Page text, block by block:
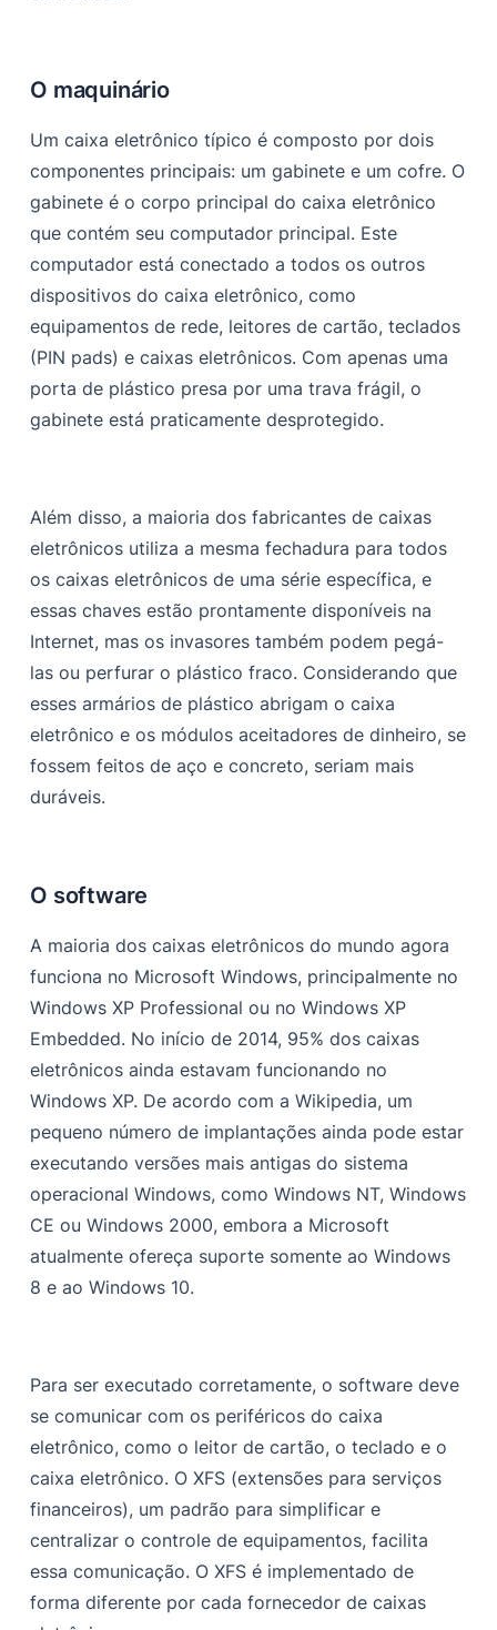
O maquinário
Um caixa eletrônico típico é composto por dois
componentes principais: um gabinete e um cofre. O
gabinete é o corpo principal do caixa eletrônico
que contém seu computador principal. Este
computador está conectado a todos os outros
dispositivos do caixa eletrônico, como
equipamentos de rede, leitores de cartão, teclados
(PIN pads) e caixas eletrônicos. Com apenas uma
porta de plástico presa por uma trava frágil, o
gabinete está praticamente desprotegido.
Além disso, a maioria dos fabricantes de caixas
eletrônicos utiliza a mesma fechadura para todos
os caixas eletrônicos de uma série específica, e
essas chaves estão prontamente disponíveis na
Internet, mas os invasores também podem pegá-
las ou perfurar o plástico fraco. Considerando que
esses armários de plástico abrigam o caixa
eletrônico e os módulos aceitadores de dinheiro, se
fossem feitos de aço e concreto, seriam mais
duráveis.
O software
A maioria dos caixas eletrônicos do mundo agora
funciona no Microsoft Windows, principalmente no
Windows XP Professional ou no Windows XP
Embedded. No início de 2014, 95% dos caixas
eletrônicos ainda estavam funcionando no
Windows XP. De acordo com a Wikipedia, um
pequeno número de implantações ainda pode estar
executando versões mais antigas do sistema
operacional Windows, como Windows NT, Windows
CE ou Windows 2000, embora a Microsoft
atualmente ofereça suporte somente ao Windows
8 e ao Windows 10.
Para ser executado corretamente, o software deve
se comunicar com os periféricos do caixa
eletrônico, como o leitor de cartão, o teclado e o
caixa eletrônico. O XFS (extensões para serviços
financeiros), um padrão para simplificar e
centralizar o controle de equipamentos, facilita
essa comunicação. O XFS é implementado de
forma diferente por cada fornecedor de caixas